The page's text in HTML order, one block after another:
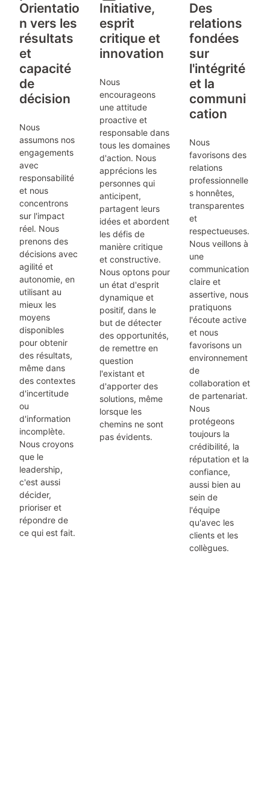
Orientatio
n vers les
résultats
et
capacité
de
décision
Nous
assumons nos
engagements
avec
responsabilité
et nous
concentrons
sur l'impact
réel. Nous
prenons des
décisions avec
agilité et
autonomie, en
utilisant au
mieux les
moyens
disponibles
pour obtenir
des résultats,
même dans
des contextes
d'incertitude
ou
d'information
incomplète.
Nous croyons
que le
leadership,
c'est aussi
décider,
prioriser et
répondre de
ce qui est fait.
Initiative,
esprit
critique et
innovation
Nous
encourageons
une attitude
proactive et
responsable dans
tous les domaines
d'action. Nous
apprécions les
personnes qui
anticipent,
partagent leurs
idées et abordent
les défis de
manière critique
et constructive.
Nous optons pour
un état d'esprit
dynamique et
positif, dans le
but de détecter
des opportunités,
de remettre en
question
l'existant et
d'apporter des
solutions, même
lorsque les
chemins ne sont
pas évidents.
Des
relations
fondées
sur
l'intégrité
et la
communi
cation
Nous
favorisons des
relations
professionnelle
s honnêtes,
transparentes
et
respectueuses.
Nous veillons à
une
communication
claire et
assertive, nous
pratiquons
l'écoute active
et nous
favorisons un
environnement
de
collaboration et
de partenariat.
Nous
protégeons
toujours la
crédibilité, la
réputation et la
confiance,
aussi bien au
sein de
l'équipe
qu'avec les
clients et les
collègues.